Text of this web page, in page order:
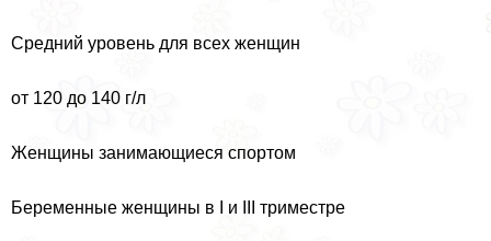
Средний уровень для всех женщин
от 120 до 140 г/л
Женщины занимающиеся спортом
Беременные женщины в I и III триместре